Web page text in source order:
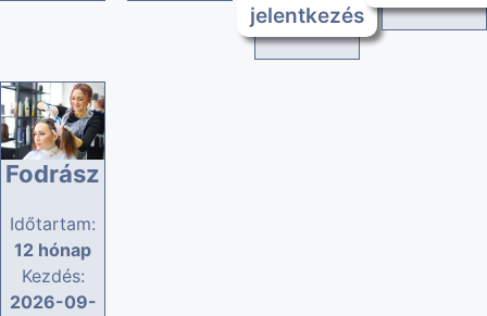
jelentkezés
Fodrász
Időtartam:
12 hónap
Kezdés:
2026-09-